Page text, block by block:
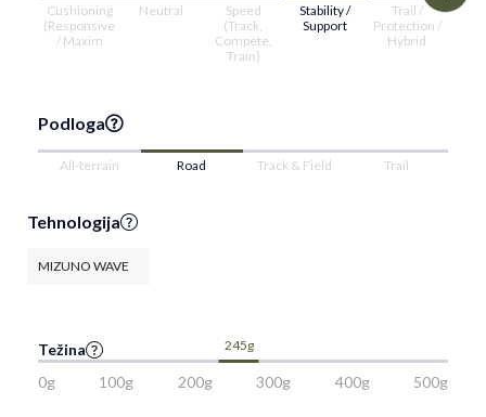
Cushioning
(Responsive
/ Maxim
Neutral
Speed
(Track,
Compete,
Train)
Stability /
Support
Trail /
Protection /
Hybrid
Podloga
All-terrain Road Track & Field Trail
Tehnologija
MIZUNO WAVE
Težina 245g
0g 100g 200g 300g 400g 500g